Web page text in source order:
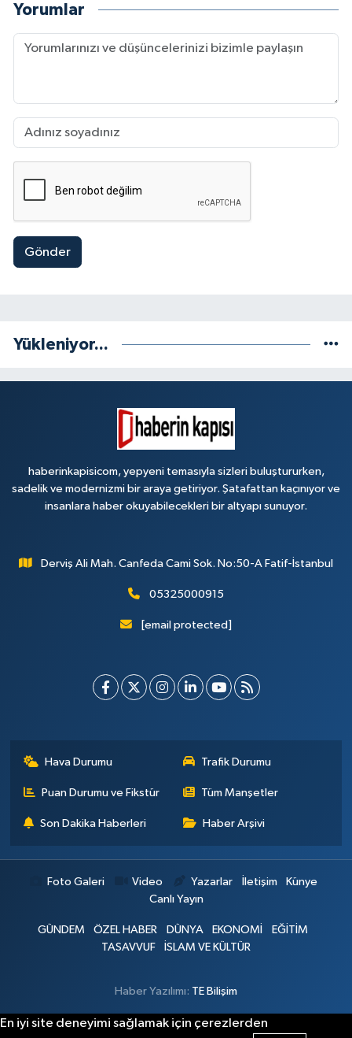
Yorumlar
Gönder
Yükleniyor...
haberinkapisicom, yepyeni temasıyla sizleri buluştururken,
sadelik ve modernizmi bir araya getiriyor. Şatafattan kaçınıyor ve
insanlara haber okuyabilecekleri bir altyapı sunuyor.
Derviş Ali Mah. Canfeda Cami Sok. No:50-A Fatif-İstanbul
05325000915
[email protected]
Hava Durumu Trafik Durumu
Puan Durumu ve Fikstür Tüm Manşetler
Son Dakika Haberleri Haber Arşivi
Foto Galeri Video Yazarlar İletişim
Künye
Canlı Yayın
GÜNDEM ÖZEL HABER DÜNYA EKONOMİ
EĞİTİM
TASAVVUF
İSLAM VE KÜLTÜR
Haber Yazılımı: TE Bilişim
En iyi site deneyimi sağlamak için çerezlerden